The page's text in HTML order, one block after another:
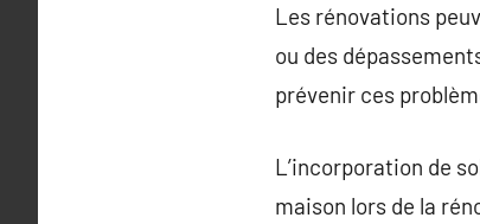
Les rénovations
ou des
prévenir ces
L’incorporation de
maison lors de la